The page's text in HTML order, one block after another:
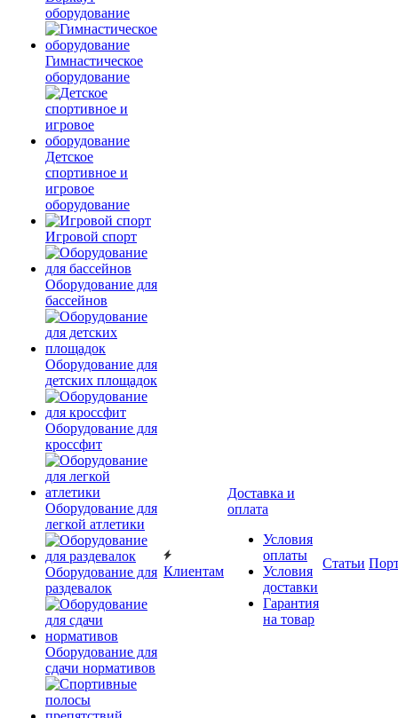
оборудование
Гимнастическое
оборудование
Детское
спортивное и
игровое
оборудование
Игровой спорт
Оборудование для
бассейнов
Оборудование для
детских площадок
Оборудование для
кроссфит
Оборудование для
легкой атлетики
Оборудование для
раздевалок
Оборудование для
сдачи нормативов
Клиентам
Доставка и
оплата
Условия
оплаты
Условия
доставки
Гарантия
на товар
Статьи